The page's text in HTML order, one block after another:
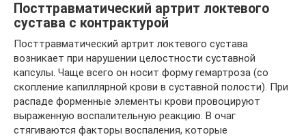
Посттравматический артрит локтевого
сустава с контрактурой
Посттравматический артрит локтевого сустава
возникает при нарушении целостности суставной
капсулы. Чаще всего он носит форму гемартроза (со
скопление капиллярной крови в суставной полости). При
распаде форменные элементы крови провоцируют
выраженную воспалительную реакцию. В очаг
стягиваются факторы воспаления, которые